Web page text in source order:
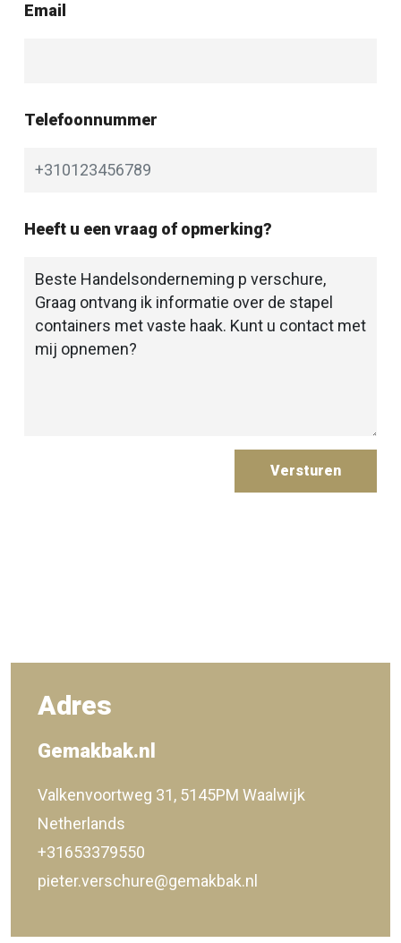
Email
Telefoonnummer
Heeft u een vraag of opmerking?
Versturen
Adres
Gemakbak.nl
Valkenvoortweg 31, 5145PM Waalwijk
Netherlands
+31653379550
pieter.verschure@gemakbak.nl